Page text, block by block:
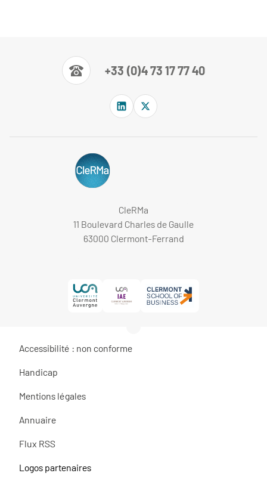
+33 (0)4 73 17 77 40
CleRMa
11 Boulevard Charles de Gaulle
63000 Clermont-Ferrand
Accessibilité : non conforme
Handicap
Mentions légales
Annuaire
Flux RSS
Logos partenaires